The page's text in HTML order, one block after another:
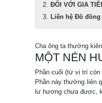
ĐỐI VỚI GIA
Liên hệ Đồ
Cha ông ta thường
MỘT NÉN
Phần cuối (từ vị trí còn
Phần này thường liên
lư hương chưa được,